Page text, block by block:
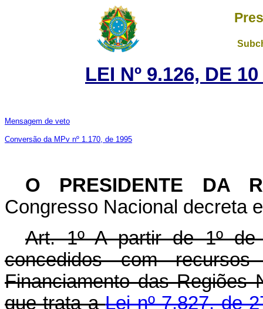
LEI Nº 9.126, DE
Mensagem de veto
Conversão da MPv nº 1.170, de 1995
O PRESIDENTE DA
Congresso Nacional decreta
Art. 1º A partir de 1º de
concedidos com
Financiamento das Regiões
que trata aLei nº 7.827, de